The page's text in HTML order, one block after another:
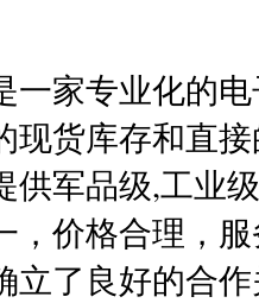
一家专业化的
现货库存和直
供军品级,工业
，价格合理，
立了良好的合